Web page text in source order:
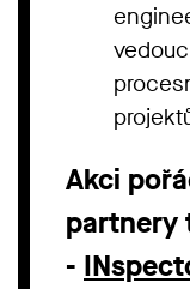
Akci
partnery
-